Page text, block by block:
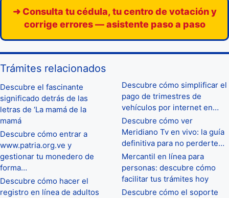
➜ Consulta tu cédula, tu centro de votación y
corrige errores — asistente paso a paso
Trámites relacionados
Descubre el fascinante
significado detrás de las
letras de ‘La mamá de la
mamá
Descubre cómo entrar a
www.patria.org.ve y
gestionar tu monedero de
forma…
Descubre cómo hacer el
registro en línea de adultos
Descubre cómo simplificar el
pago de trimestres de
vehículos por internet en…
Descubre cómo ver
Meridiano Tv en vivo: la guía
definitiva para no perderte…
Mercantil en línea para
personas: descubre cómo
facilitar tus trámites hoy
Descubre cómo el soporte